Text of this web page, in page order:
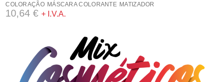
COLORAÇÃO MÁSCARA COLORANTE MATIZADOR
10,64€ + I.V.A.